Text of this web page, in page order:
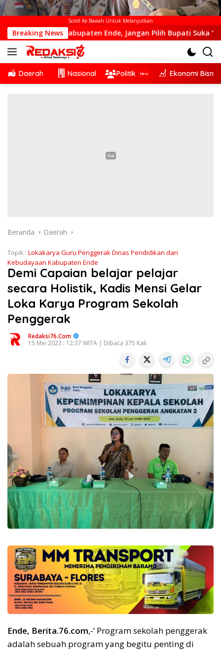
Scroll Ke Bawah Untuk Melanjutkan
Breaking NewsEnde, Jangan Pilih Bupati Suka ‘Wora-Wora’
Daerah Nasional Politik Ekonomi Bisnis
Beranda Daerah
Topik : Lokakarya Guru Penggerak Dinas Pendidikan dan
Kebudayaan Kabupaten Ende
Demi Capaian belajar pelajar
secara Holistik, Kadis Mensi Gelar
Loka Karya Program Sekolah
Penggerak
Redaksi76.com
15 Mei 2023 : 12:37 WITA | Dibaca 375 Kali
Ende, Berita.76.com,-‘ Program sekolah penggerak
adalah sebuah program yang begitu penting di